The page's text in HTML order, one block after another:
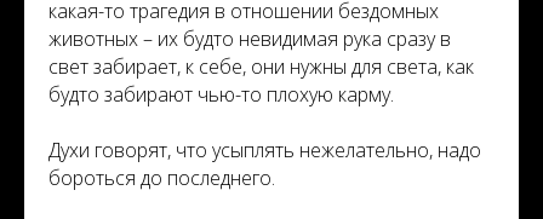
какая-то трагедия в отношении бездомных
животных – их будто невидимая рука сразу в
свет забирает, к себе, они нужны для света, как
будто забирают чью-то плохую карму.
Духи говорят, что усыплять нежелательно, надо
бороться до последнего.